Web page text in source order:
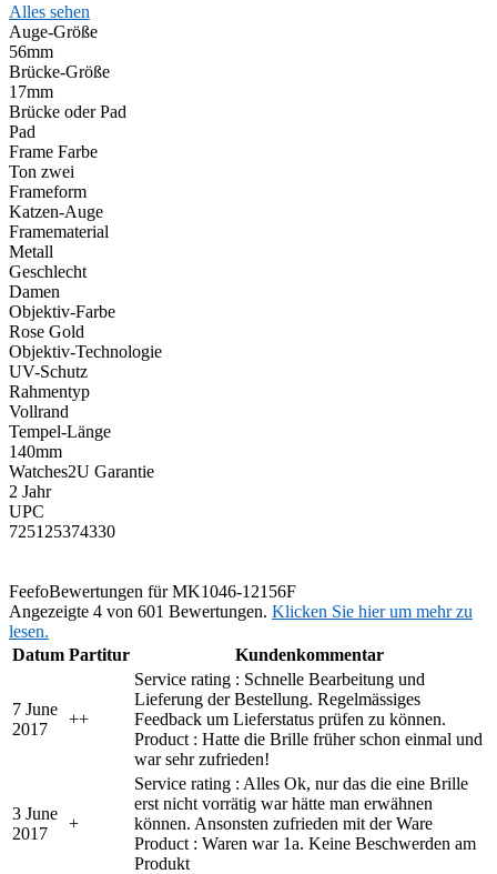
Alles sehen
Auge-Größe
56mm
Brücke-Größe
17mm
Brücke oder Pad
Pad
Frame Farbe
Ton zwei
Frameform
Katzen-Auge
Framematerial
Metall
Geschlecht
Damen
Objektiv-Farbe
Rose Gold
Objektiv-Technologie
UV-Schutz
Rahmentyp
Vollrand
Tempel-Länge
140mm
Watches2U Garantie
2 Jahr
UPC
725125374330
FeefoBewertungen für MK1046-12156F
Angezeigte 4 von 601 Bewertungen. Klicken Sie hier um mehr zu
lesen.
Datum Partitur Kundenkommentar
7 June
2017
++
Service rating : Schnelle Bearbeitung und
Lieferung der Bestellung. Regelmässiges
Feedback um Lieferstatus prüfen zu können.
Product : Hatte die Brille früher schon einmal und
war sehr zufrieden!
3 June
2017
+
Service rating : Alles Ok, nur das die eine Brille
erst nicht vorrätig war hätte man erwähnen
können. Ansonsten zufrieden mit der Ware
Product : Waren war 1a. Keine Beschwerden am
Produkt